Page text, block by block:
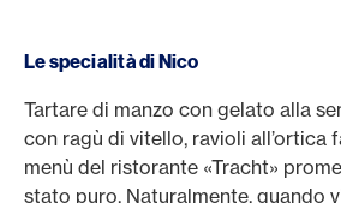
Le specialità di Nico
Tartare di manzo con gelato alla
con ragù di vitello, ravioli all’ortica
menù del ristorante «Tracht»
stato puro. Naturalmente, quando